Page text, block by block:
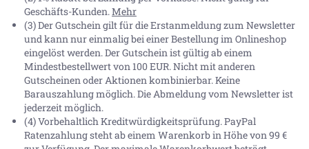
Geschäfts-Kunden.Mehr
(3) Der Gutschein gilt für die Erstanmeldung zum Newsletter
und kann nur einmalig bei einer Bestellung im Onlineshop
eingelöst werden. Der Gutschein ist gültig ab einem
Mindestbestellwert von 100 EUR. Nicht mit anderen
Gutscheinen oder Aktionen kombinierbar. Keine
Barauszahlung möglich. Die Abmeldung vom Newsletter ist
jederzeit möglich.
(4) Vorbehaltlich Kreditwürdigkeitsprüfung. PayPal
Ratenzahlung steht ab einem Warenkorb in Höhe von99 €